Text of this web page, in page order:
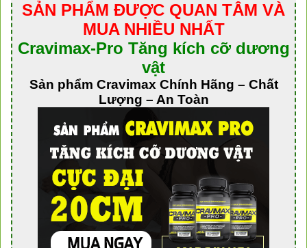
SẢN PHẨM ĐƯỢC QUAN TÂM VÀ
MUA NHIỀU NHẤT
Cravimax-Pro Tăng kích cỡ dương
vật
Sản phẩm Cravimax Chính Hãng – Chất
Lượng – An Toàn